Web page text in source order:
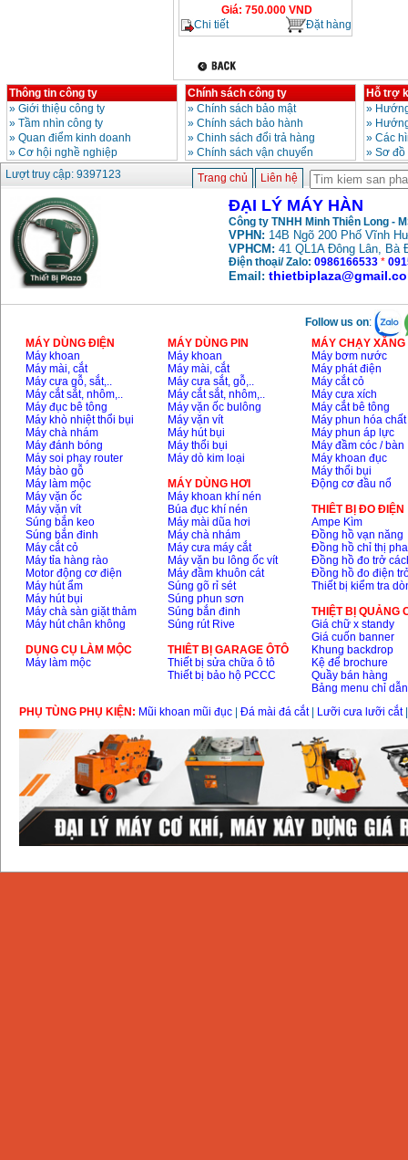
Giá: 750.000VND
Chi tiết
Đặt hàng
Thông tin công ty
» Giới thiệu công ty
» Tầm nhìn công ty
» Quan điểm kinh doanh
» Cơ hội nghề nghiệp
Chính sách công ty
» Chính sách bảo mật
» Chính sách bảo hành
» Chinh sách đổi trả hàng
» Chính sách vận chuyển
Hỗ trợ
»
»
» Các
» Sơ
Lượt truy cập: 9397123
Trang chủ Liên hệ
ĐẠI LÝ MÁY HÀN
Công ty TNHH Minh Thiên Long -
VPHN: 14B Ngõ 200 Phố Vĩnh
VPHCM: 41 QL1A Đông Lân, Bà
Điện thoại/ Zalo: 0986166533 *
Email:
Follow us on:
MÁY DÙNG ĐIỆN
Máy khoan
Máy mài, cắt
Máy cưa gỗ, sắt,..
Máy cắt sắt, nhôm,..
Máy đục bê tông
Máy khò nhiệt thổi bụi
Máy chà nhám
Máy đánh bóng
Máy soi phay router
Máy bào gỗ
Máy làm mộc
Máy vặn ốc
Máy vặn vít
Súng bắn keo
Súng bắn đinh
Máy cắt cỏ
Máy tỉa hàng rào
Motor động cơ điện
Máy hút ẩm
Máy hút bụi
Máy chà sàn giặt thảm
Máy hút chân không
DỤNG CỤ LÀM MỘC
Máy làm mộc
MÁY DÙNG PIN
Máy khoan
Máy mài, cắt
Máy cưa sắt, gỗ,..
Máy cắt sắt, nhôm,..
Máy vặn ốc bulông
Máy vặn vít
Máy hút bụi
Máy thổi bụi
Máy dò kim loại
MÁY DÙNG HƠI
Máy khoan khí nén
Búa đục khí nén
Máy mài dũa hơi
Máy chà nhám
Máy cưa máy cắt
Máy vặn bu lông ốc vít
Máy đầm khuôn cát
Súng gõ rỉ sét
Súng phun sơn
Súng bắn đinh
Súng rút Rive
THIÊT BỊ GARAGE ÔTÔ
Thiết bị sửa chữa ô tô
Thiết bị bảo hộ PCCC
MÁY CHẠY
Máy bơm nước
Máy phát điện
Máy cắt cỏ
Máy cưa xích
Máy cắt bê tông
Máy phun hóa chất
Máy phun áp lực
Máy đầm cóc / bàn
Máy khoan đục
Máy thổi bụi
Động cơ đầu nổ
THIÊT BỊ ĐO ĐIỆN
Ampe Kìm
Đồng hồ vạn năng
Đồng hồ chỉ thị pha
Đồng hồ đo trở
Đồng hồ đo điện
Thiết bị kiểm tra
THIỆT BỊ QUẢNG
Giá chữ x standy
Giá cuốn banner
Khung backdrop
Kệ để brochure
Quầy bán hàng
Bảng menu chỉ dẫn
PHỤ TÙNG PHỤ KIỆN: Mũi khoan mũi đục Đá mài đá cắt| Lưỡi cưa lưỡi cắt